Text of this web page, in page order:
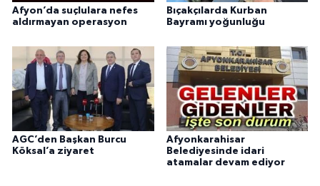
Afyon’da suçlulara nefes
aldırmayan operasyon
Bıçakçılarda Kurban
Bayramı yoğunluğu
AGC’den Başkan Burcu
Köksal’a ziyaret
Afyonkarahisar
Belediyesinde idari
atamalar devam ediyor